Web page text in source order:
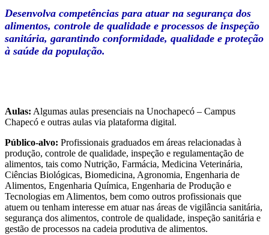
Desenvolva competências para atuar na segurança dos
alimentos, controle de qualidade e processos de inspeção
sanitária, garantindo conformidade, qualidade e proteção
à saúde da população.
Aulas: Algumas aulas presenciais na Unochapecó – Campus
Chapecó e outras aulas via plataforma digital.
Público-alvo: Profissionais graduados em áreas relacionadas à
produção, controle de qualidade, inspeção e regulamentação de
alimentos, tais como Nutrição, Farmácia, Medicina Veterinária,
Ciências Biológicas, Biomedicina, Agronomia, Engenharia de
Alimentos, Engenharia Química, Engenharia de Produção e
Tecnologias em Alimentos, bem como outros profissionais que
atuem ou tenham interesse em atuar nas áreas de vigilância sanitária,
segurança dos alimentos, controle de qualidade, inspeção sanitária e
gestão de processos na cadeia produtiva de alimentos.